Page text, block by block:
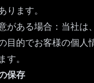
ります。
がある場合：当社は
目的でお客様の個人
す。
保存